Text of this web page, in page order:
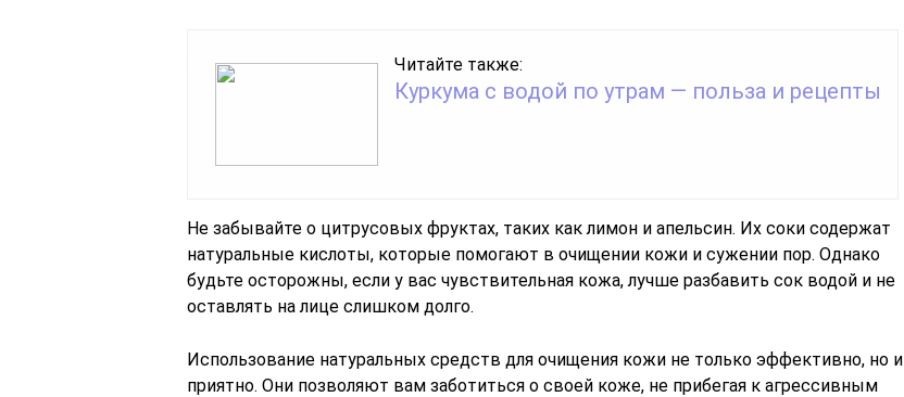
Читайте также:
Куркума с водой по утрам — польза и рецепты
Не забывайте о цитрусовых фруктах, таких как лимон и апельсин. Их соки содержат
натуральные кислоты, которые помогают в очищении кожи и сужении пор. Однако
будьте осторожны, если у вас чувствительная кожа, лучше разбавить сок водой и не
оставлять на лице слишком долго.
Использование натуральных средств для очищения кожи не только эффективно, но и
приятно. Они позволяют вам заботиться о своей коже, не прибегая к агрессивным